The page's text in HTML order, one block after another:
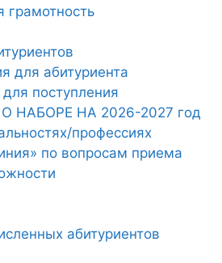
грамотность
для абитуриента
поступления
НАБОРЕ НА 2026-2027 год
профессиях
по вопросам приема
абитуриентов